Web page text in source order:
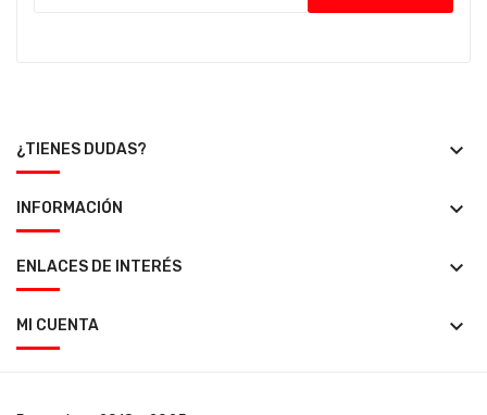
¿TIENES DUDAS? keyboard_arrow_down
INFORMACIÓN keyboard_arrow_down
ENLACES DE INTERÉS keyboard_arrow_down
MI CUENTA keyboard_arrow_down